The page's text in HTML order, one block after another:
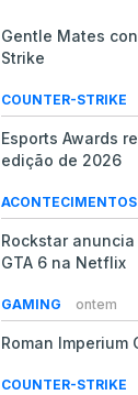
Gentle Mates
Strike
COUNTER-STRIKE
Esports Awards
edição de 2026
ACONTECIMENTOS
Rockstar
GTA 6 na Netflix
GAMING ontem
Roman Imperium
COUNTER-STRIKE